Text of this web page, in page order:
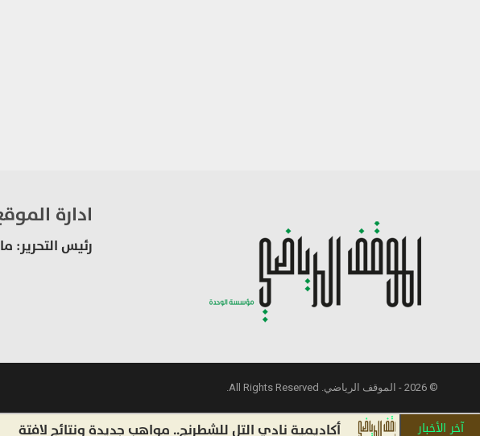
ادارة
رئيس التحرير:
© 2026 - الموقف الرياضي. All Rights Reserved.
آخر الأخبار أكاديمية نادي التل للشطرنج.. مواهب جديدة ونتائج لافتة